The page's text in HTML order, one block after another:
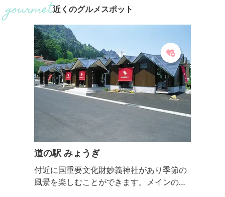
ラが参道で花の
ます。
近くのグルメスポット
道の駅 みょうぎ
付近に国重要文化財妙義神社があり季節の
風景を楽しむことができます。メインの